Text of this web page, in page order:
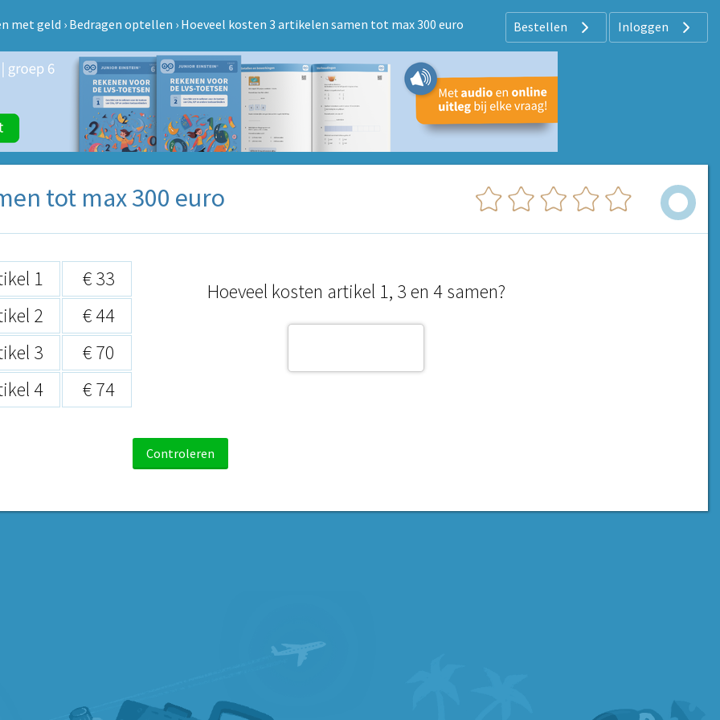
met geld › Bedragen optellen › Hoeveel kosten 3 artikelen samen tot max 300 euro Bestellen Inloggen
tot max 300 euro
1
€ 33
2
€ 44
3
€ 70
4
€ 74
Hoeveel kosten artikel 1, 3 en 4 samen?